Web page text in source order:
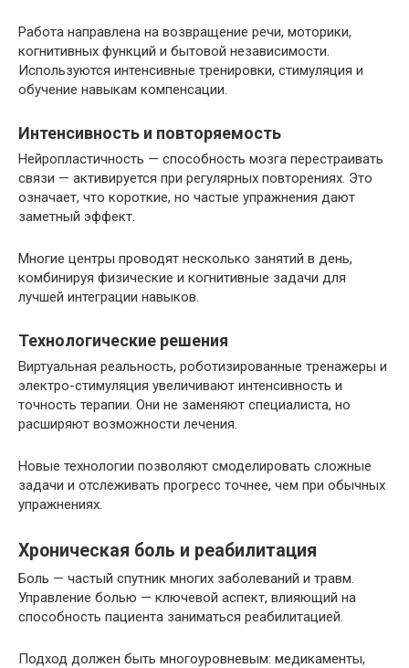
Работа направлена на возвращение речи, моторики,
когнитивных функций и бытовой независимости.
Используются интенсивные тренировки, стимуляция и
обучение навыкам компенсации.
Интенсивность и повторяемость
Нейропластичность — способность мозга перестраивать
связи — активируется при регулярных повторениях. Это
означает, что короткие, но частые упражнения дают
заметный эффект.
Многие центры проводят несколько занятий в день,
комбинируя физические и когнитивные задачи для
лучшей интеграции навыков.
Технологические решения
Виртуальная реальность, роботизированные тренажеры и
электро-стимуляция увеличивают интенсивность и
точность терапии. Они не заменяют специалиста, но
расширяют возможности лечения.
Новые технологии позволяют смоделировать сложные
задачи и отслеживать прогресс точнее, чем при обычных
упражнениях.
Хроническая боль и реабилитация
Боль — частый спутник многих заболеваний и травм.
Управление болью — ключевой аспект, влияющий на
способность пациента заниматься реабилитацией.
Подход должен быть многоуровневым: медикаменты,